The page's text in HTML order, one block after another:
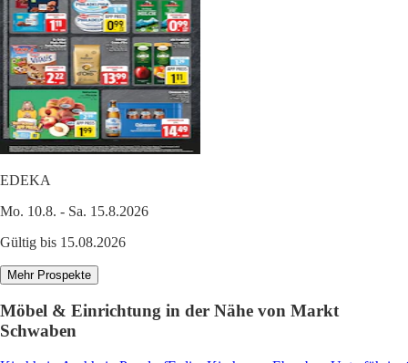
EDEKA
Mo. 10.8. - Sa. 15.8.2026
Gültig bis 15.08.2026
Mehr Prospekte
Möbel & Einrichtung in der Nähe von Markt
Schwaben